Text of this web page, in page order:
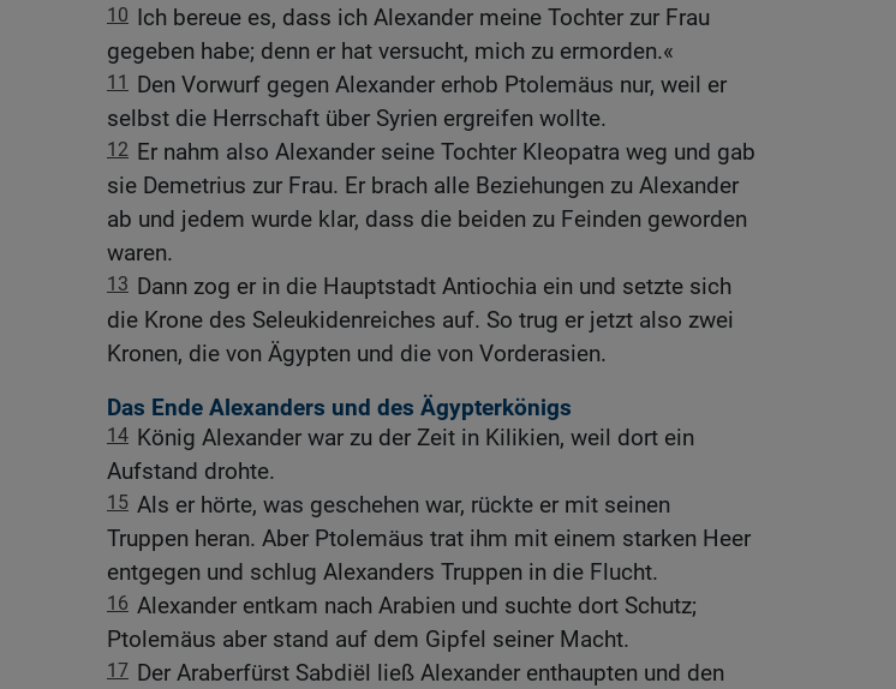
10 Ich bereue es, dass ich Alexander meine Tochter zur Frau
gegeben habe; denn er hat versucht, mich zu ermorden.«
11
Den Vorwurf gegen Alexander erhob Ptolemäus nur, weil er
selbst die Herrschaft über Syrien ergreifen wollte.
12 Er nahm also Alexander seine Tochter Kleopatra weg und gab
sie Demetrius zur Frau. Er brach alle Beziehungen zu Alexander
ab und jedem wurde klar, dass die beiden zu Feinden geworden
waren.
13 Dann zog er in die Hauptstadt Antiochia ein und setzte sich
die Krone des Seleukidenreiches auf. So trug er jetzt also zwei
Kronen, die von Ägypten und die von Vorderasien.
Das Ende Alexanders und des Ägypterkönigs
14 König Alexander war zu der Zeit in Kilikien, weil dort ein
Aufstand drohte.
15 Als er hörte, was geschehen war, rückte er mit seinen
Truppen heran. Aber Ptolemäus trat ihm mit einem starken Heer
entgegen und schlug Alexanders Truppen in die Flucht.
16 Alexander entkam nach Arabien und suchte dort Schutz;
Ptolemäus aber stand auf dem Gipfel seiner Macht.
17 Der Araberfürst Sabdiël ließ Alexander enthaupten und den